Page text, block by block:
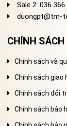
Sale 2: 036 366
duongpt@tm-
CHÍNH
Chính sách và
Chính sách giao
Chính sách đổi
Chính sách bảo